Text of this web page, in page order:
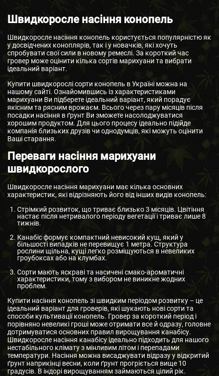
Швидкоросле насіння конопель
Швидкоросле насіння конопель користується популярністю як
у досвідчених коноплярів, так і у новачків, які хочуть
спробувати свої сили в новому ремеслі. За короткий час
гровер може оцінити кілька сортів марихуани та вибрати
ідеальний варіант.
Купити швидкорослі сорти конопель в Україні можна на
нашому сайті. Ознайомившись із характеристиками
марихуани Ви підберете ідеальний варіант, який порадує
якісним та рясним врожаєм. Всього через пару місяців після
посадки насіння в ґрунт Ви зможете насолоджуватися
хорошим продуктом. Для цього процесу ідеально підійде
компанія близьких друзів чи однодумців, які можуть оцінити
Ваші старання.
Переваги насіння марихуани
швидкорослого
Швидкоросле насіння марихуани має кілька основних
характеристик, які відрізняють його від інших видів конопель:
Стрімкий розвиток, що триває близько 3 місяців. Цвітіння
настає після нетривалого періоду вегетації і триває лише 8
тижнів.
Канабіс формує компактний невисокий кущ, який у
більшості випадків не перевищує 1 метра. Структура
рослини щільна, кущі легко розміщуються в невеликих
гроубоксах або на клумбах.
Сорти мають яскраві та насичені смако-ароматичні
характеристики, тому з вибором не виникне жодних
проблем.
Купити насіння конопель зі швидким періодом розвитку – це
ідеальний варіант для гроверів, які шукають нові сорти та
способи культивації конопель. Гровер за короткий період і
порівняно невеликі гроші може отримати все й одразу, головне
дотримуватися основних правил вирощування канабісу.
Швидкоросле насіння канабісу ідеально підходить для нашого
нестабільного клімату з мінливим літом і перепадами
температури. Насіння можна висаджувати відразу у відкритий
ґрунт наприкінці весни, коли ґрунт прогріється вище 10
градусів. В індорі вирощуванням займаються цілий рік.